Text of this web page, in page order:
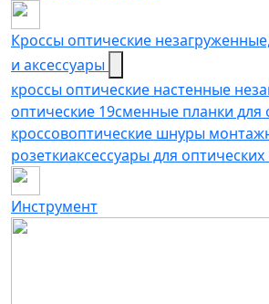
Кроссы оптические
и аксессуары
кроссы оптические настенные
оптические 19сменные планки для
кроссовоптические шнуры
розеткиаксессуары для оптических
Инструмент